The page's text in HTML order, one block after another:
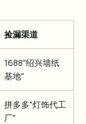
捡漏渠道
1688"绍兴墙纸
基地"
拼多多"灯饰代工
厂"